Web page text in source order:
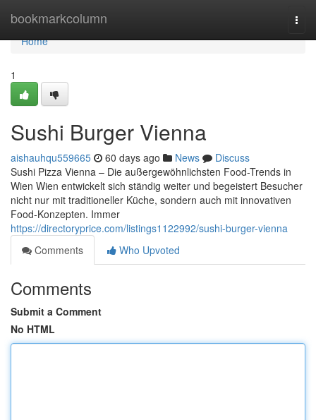
bookmarkcolumn
Home
Home
1
Sushi Burger Vienna
aishauhqu559665 60 days ago News
Discuss
Sushi Pizza Vienna – Die außergewöhnlichsten Food-Trends in
Wien Wien entwickelt sich ständig weiter und begeistert Besucher
nicht nur mit traditioneller Küche, sondern auch mit innovativen
Food-Konzepten. Immer
https://directoryprice.com/listings1122992/sushi-burger-vienna
Comments
Who Upvoted
Comments
Submit a Comment
No HTML